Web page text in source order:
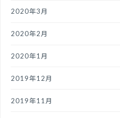
2020年3月
2020年2月
2020年1月
2019年12月
2019年11月